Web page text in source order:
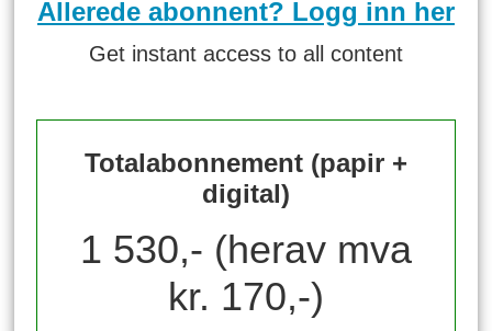
Allerede abonnent? Logg inn her
Get instant access to all content
Totalabonnement (papir +
digital)
1 530,- (herav mva
kr. 170,-)